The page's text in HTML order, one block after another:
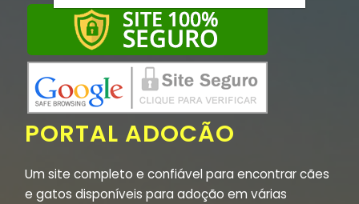
PORTAL ADOCÃO
Um site completo e confiável para encontrar cães
e gatos disponíveis para adoção em várias